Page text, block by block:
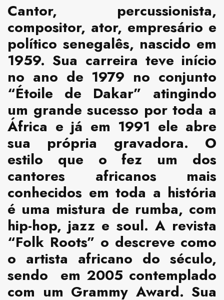
Cantor, percussionista,
compositor, ator, empresário e
político senegalês, nascido em
1959. Sua carreira teve início
no ano de 1979 no conjunto
“Étoile de Dakar” atingindo
um grande sucesso por toda a
África e já em 1991 ele abre
sua própria gravadora. O
estilo que o fez um dos
cantores africanos mais
conhecidos em toda a história
é uma mistura de rumba, com
hip-hop, jazz e soul. A revista
“Folk Roots” o descreve como
o artista africano do século,
sendo em 2005 contemplado
com um Grammy Award. Sua